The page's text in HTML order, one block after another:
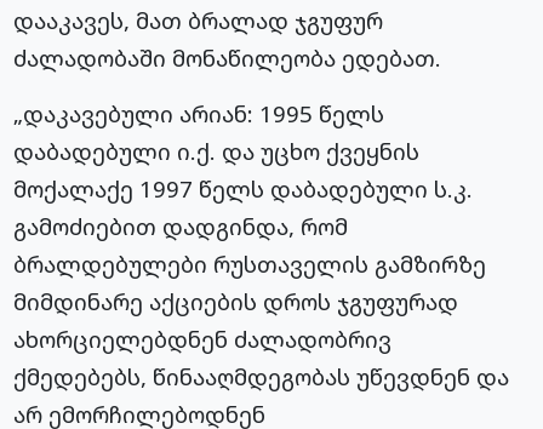
დააკავეს, მათ ბრალად ჯგუფურ
ძალადობაში მონაწილეობა ედებათ.
„დაკავებული არიან: 1995 წელს
დაბადებული ი.ქ. და უცხო ქვეყნის
მოქალაქე 1997 წელს დაბადებული ს.კ.
გამოძიებით დადგინდა, რომ
ბრალდებულები რუსთაველის გამზირზე
მიმდინარე აქციების დროს ჯგუფურად
ახორციელებდნენ ძალადობრივ
ქმედებებს, წინააღმდეგობას უწევდნენ და
არ ემორჩილებოდნენ